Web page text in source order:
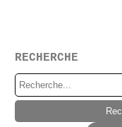
RECHERCHE